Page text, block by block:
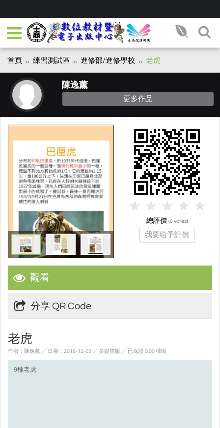
首頁 練習測試區 進修部/進修學校 老虎
陳逸薰
更多作品
觀看
分享 QR Code
老虎
作者：陳逸薰 ╱ 日期：2018-12-03 ╱ 多媒體版 ╱ 已保護 0.00 棵樹
9種老虎
總評價 (0 votes)
我要给予評價